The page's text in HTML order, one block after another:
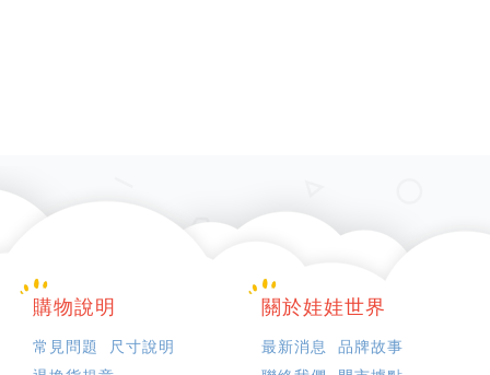
購物說明
常見問題
尺寸說明
關於娃娃世界
最新消息
品牌故事